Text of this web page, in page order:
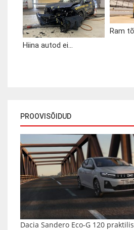
Hiina autod ei...
Ram
PROOVISÕIDUD
Dacia Sandero Eco-G 120